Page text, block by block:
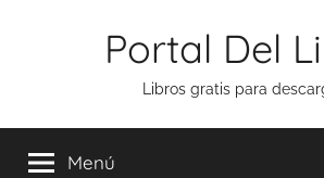
Portal Del
Libros gratis para
Menú